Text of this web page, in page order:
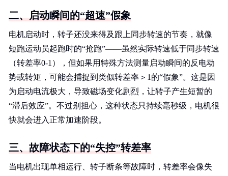
二、启动瞬间的“超速”假象
电机启动时，转子还没来得及跟上同步转速的节奏，就像
短跑运动员起跑时的“抢跑”——虽然实际转速低于同步转速
（转差率0-1），但如果用特殊方法测量启动瞬间的反电动
势或转矩，可能会捕捉到类似转差率＞1的“假象”。这是因
为启动电流极大，导致磁场变化剧烈，让转子产生短暂的
“滞后效应”。不过别担心，这种状态只持续毫秒级，电机很
快就会进入正常加速阶段。
三、故障状态下的“失控”转差率
当电机出现单相运行、转子断条等故障时，转差率会像失